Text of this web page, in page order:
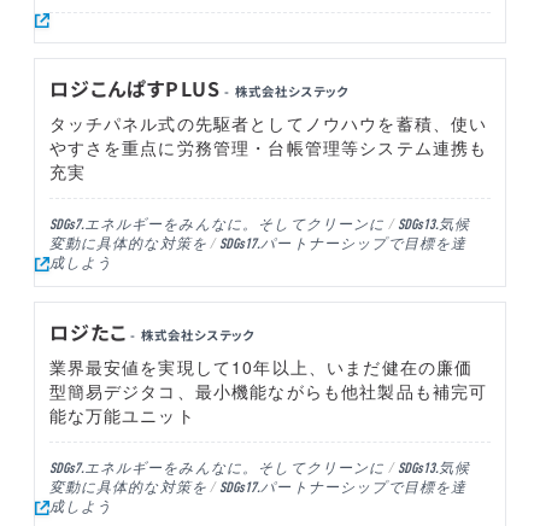
ロジこんぱすPLUS - 株式会社システック
タッチパネル式の先駆者としてノウハウを蓄積、使い
やすさを重点に労務管理・台帳管理等システム連携も
充実
SDGs7.エネルギーをみんなに。そしてクリーンに SDGs13.気候
変動に具体的な対策を
SDGs17.パートナーシップで目標を達
成しよう
ロジたこ - 株式会社システック
業界最安値を実現して10年以上、いまだ健在の廉価
型簡易デジタコ、最小機能ながらも他社製品も補完可
能な万能ユニット
SDGs7.エネルギーをみんなに。そしてクリーンに SDGs13.気候
変動に具体的な対策を
SDGs17.パートナーシップで目標を達
成しよう